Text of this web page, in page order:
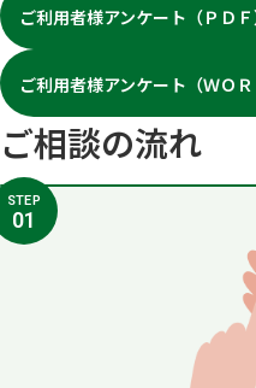
ご利用者様アンケート（ＰＤＦ
ご利用者様アンケート（ＷＯＲ
ご相談の流れ
STEP
01